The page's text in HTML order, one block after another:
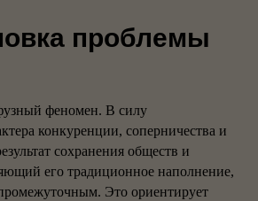
проблемы
феномен. В силу
конкуренции, соперничества и
сохранения обществ и
его традиционное наполнение,
Это ориентирует